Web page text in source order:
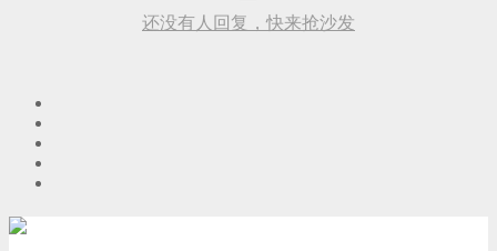
还没有人回复，快来抢沙发